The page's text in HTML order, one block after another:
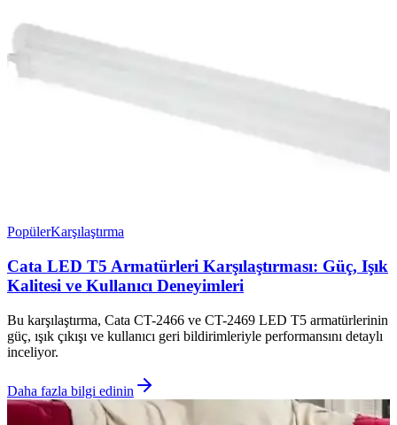
PopülerKarşılaştırma
Cata LED T5 Armatürleri Karşılaştırması: Güç, Işık
Kalitesi ve Kullanıcı Deneyimleri
Bu karşılaştırma, Cata CT-2466 ve CT-2469 LED T5 armatürlerinin
güç, ışık çıkışı ve kullanıcı geri bildirimleriyle performansını detaylı
inceliyor.
Daha fazla bilgi edinin